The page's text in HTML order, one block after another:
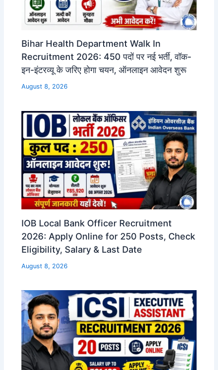
Bihar Health Department Walk In
Recruitment 2026: 450 पदों पर नई भर्ती, वॉक-
इन-इंटरव्यू के जरिए होगा चयन, ऑनलाइन आवेदन शुरू
August 8, 2026
IOB Local Bank Officer Recruitment
2026: Apply Online for 250 Posts, Check
Eligibility, Salary & Last Date
August 8, 2026